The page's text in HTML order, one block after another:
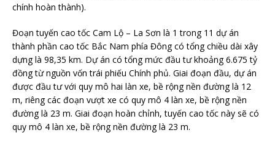
chính hoàn thành).
Đoạn tuyến cao tốc Cam Lộ – La Sơn là 1 trong 11 dự án
thành phần cao tốc Bắc Nam phía Đông có tổng chiều dài xây
dựng là 98,35 km. Dự án có tổng mức đầu tư khoảng 6.675 tỷ
đồng từ nguồn vốn trái phiếu Chính phủ. Giai đoạn đầu, dự án
được đầu tư với quy mô hai làn xe, bề rộng nền đường là 12
m, riêng các đoạn vượt xe có quy mô 4 làn xe, bề rộng nền
đường là 23 m. Giai đoạn hoàn chỉnh, tuyến cao tốc này sẽ có
quy mô 4 làn xe, bề rộng nền đường là 23 m.